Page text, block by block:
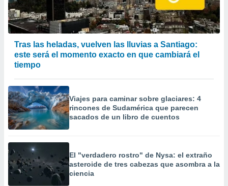
Tras las heladas, vuelven las lluvias a Santiago:
este será el momento exacto en que cambiará el
tiempo
Viajes para caminar sobre glaciares: 4
rincones de Sudamérica que parecen
sacados de un libro de cuentos
El "verdadero rostro" de Nysa: el extraño
asteroide de tres cabezas que asombra a la
ciencia